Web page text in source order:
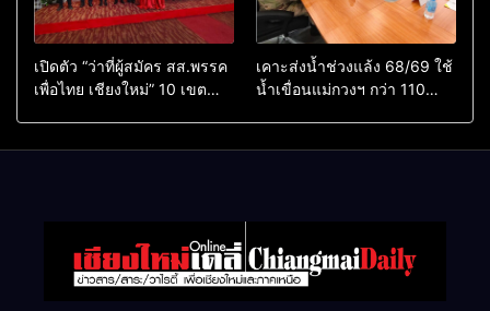
เปิดตัว “ว่าที่ผู้สมัคร สส.พรรค
เพื่อไทย เชียงใหม่” 10 เขต
เคาะส่งน้ำช่วงแล้ง 68/69 ใช้
น้ำเขื่อนแม่กวงฯ กว่า 110